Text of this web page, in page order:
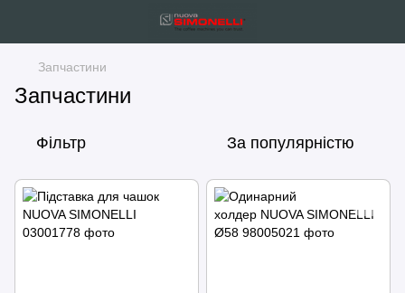
Запчастини
Запчастини
Фільтр За популярністю